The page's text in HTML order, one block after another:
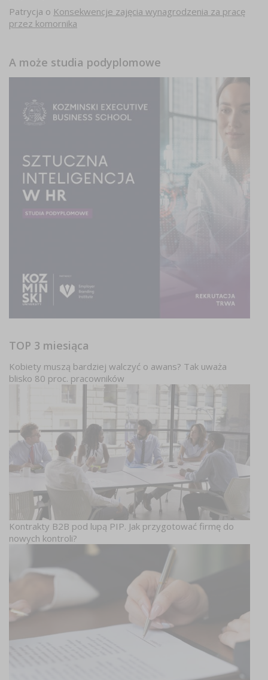
Patrycja o Konsekwencje zajęcia wynagrodzenia za pracę
przez komornika
A może studia podyplomowe
TOP 3 miesiąca
Kobiety muszą bardziej walczyć o awans? Tak uważa
blisko 80 proc. pracowników
Kontrakty B2B pod lupą PIP. Jak przygotować firmę do
nowych kontroli?